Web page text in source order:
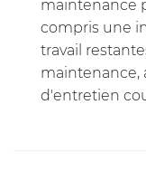
maintenance
compris une
travail
maintenance,
d'entretien